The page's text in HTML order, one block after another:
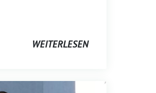
WEITERLESEN